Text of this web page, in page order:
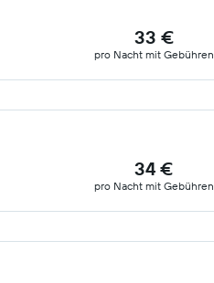
33 €
pro Nacht mit Gebühren
34 €
pro Nacht mit Gebühren